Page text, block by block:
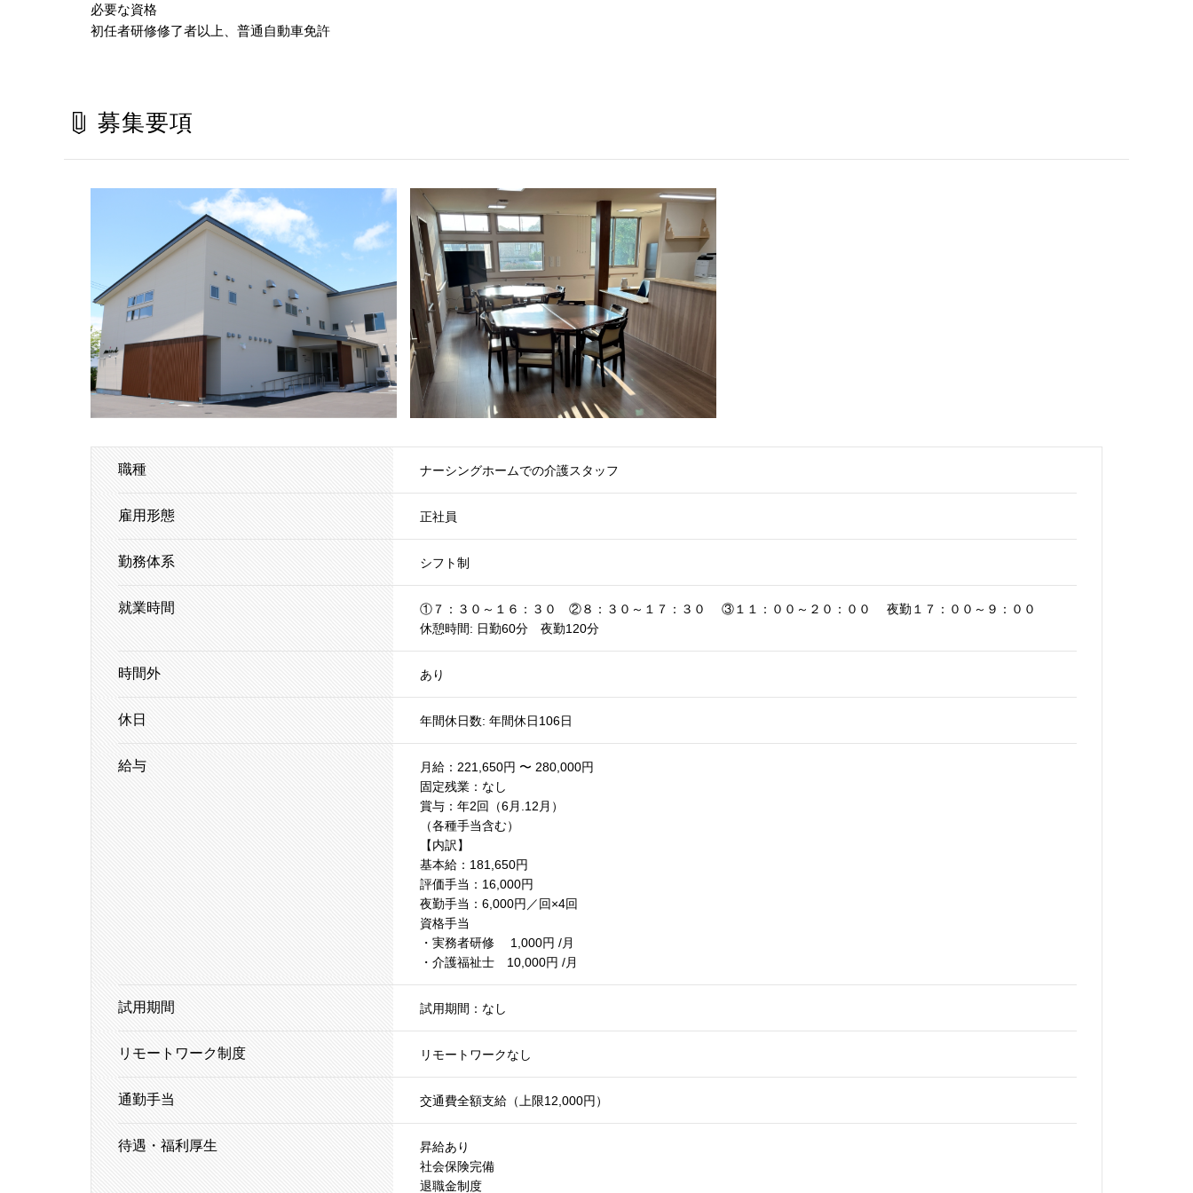
必要な資格
初任者研修修了者以上、普通自動車免許
募集要項
職種 ナーシングホームでの介護スタッフ
雇用形態 正社員
勤務体系 シフト制
就業時間
①７：３０～１６：３０ ②８：３０～１７：３０ ③１１：００～２０：００ 夜勤１７：００～９：００
休憩時間: 日勤60分 夜勤120分
時間外 あり
休日 年間休日数: 年間休日106日
給与
月給：221,650円 〜 280,000円
固定残業：なし
賞与：年2回（6月.12月）
（各種手当含む）
【内訳】
基本給：181,650円
評価手当：16,000円
夜勤手当：6,000円／回×4回
資格手当
・実務者研修 1,000円 /月
・介護福祉士 10,000円 /月
試用期間 試用期間：なし
リモートワーク制度 リモートワークなし
通勤手当 交通費全額支給（上限12,000円）
待遇・福利厚生
昇給あり
社会保険完備
退職金制度